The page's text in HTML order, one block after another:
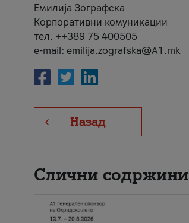
Емилија Зографска
Корпоративни комуникации
тел. ++389 75 400505
e-mail: emilija.zografska@A1.mk
Назад
Слични содржини